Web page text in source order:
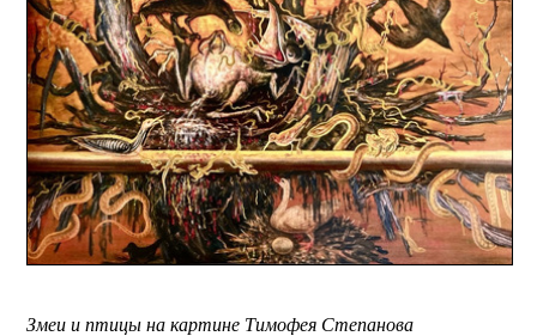
Змеи и птицы на картине Тимофея Степанова